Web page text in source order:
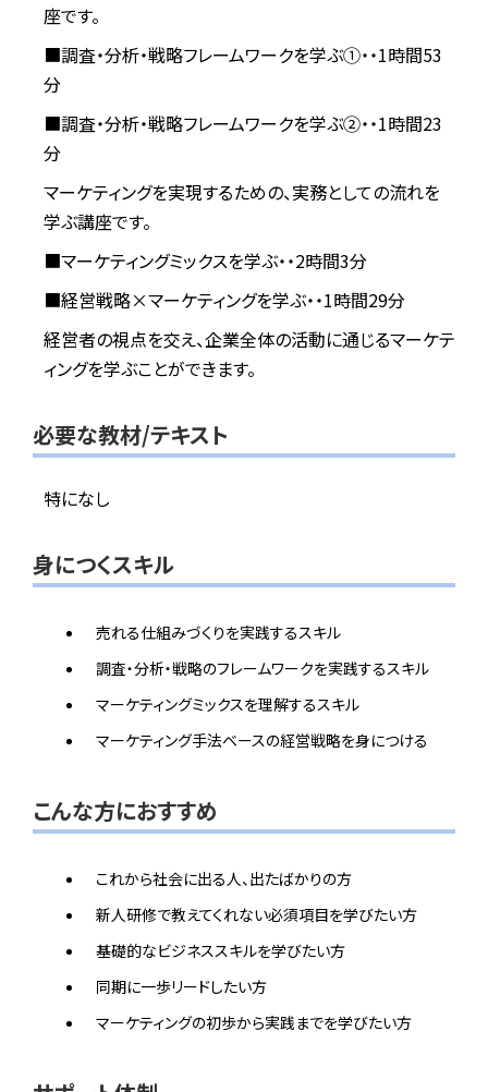
座です。
■調査・分析・戦略フレームワークを学ぶ①・・1時間53
分
■調査・分析・戦略フレームワークを学ぶ②・・1時間23
分
マーケティングを実現するための、実務としての流れを
学ぶ講座です。
■マーケティングミックスを学ぶ・・2時間3分
■経営戦略×マーケティングを学ぶ・・1時間29分
経営者の視点を交え、企業全体の活動に通じるマーケテ
ィングを学ぶことができます。
必要な教材/テキスト
特になし
身につくスキル
売れる仕組みづくりを実践するスキル
調査・分析・戦略のフレームワークを実践するスキル
マーケティングミックスを理解するスキル
マーケティング手法ベースの経営戦略を身につける
こんな方におすすめ
これから社会に出る人、出たばかりの方
新人研修で教えてくれない必須項目を学びたい方
基礎的なビジネススキルを学びたい方
同期に一歩リードしたい方
マーケティングの初歩から実践までを学びたい方